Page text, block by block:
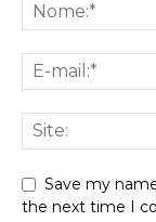
Save my
the next time I